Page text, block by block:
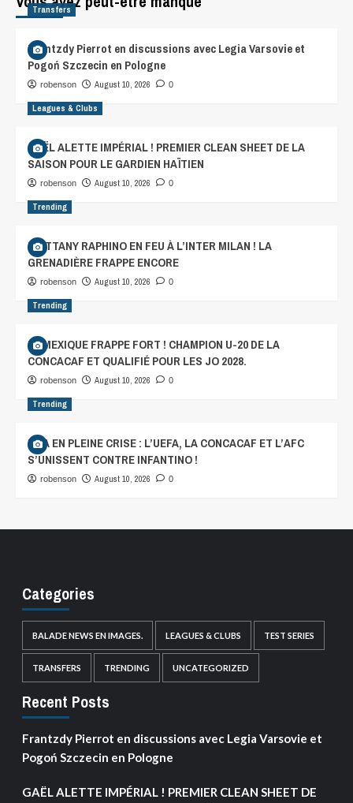
Transfers
Frantzdy Pierrot en discussions avec Legia Varsovie et
Pogoń Szczecin en Pologne
robenson August 10, 2026 0
Leagues & Clubs
GAËL ALETTE IMPÉRIAL ! PREMIER CLEAN SHEET DE LA
SAISON POUR LE GARDIEN HAÏTIEN
robenson August 10, 2026 0
Trending
BRITTANY RAPHINO EN FEU À L’INTER MILAN ! LA
GRENADIÈRE FRAPPE ENCORE
robenson August 10, 2026 0
Trending
LE MEXIQUE FRAPPE FORT ! CHAMPION U-20 DE LA
CONCACAF ET QUALIFIÉ POUR LES JO 2028.
robenson August 10, 2026 0
Trending
FIFA EN PLEINE CRISE : L’UEFA, LA CONCACAF ET L’AFC
S’UNISSENT CONTRE INFANTINO !
robenson August 10, 2026 0
Categories
BALADE NEWS EN IMAGES. LEAGUES & CLUBS TEST SERIES
TRANSFERS TRENDING UNCATEGORIZED
Recent Posts
Frantzdy Pierrot en discussions avec Legia Varsovie et
Pogoń Szczecin en Pologne
GAËL ALETTE IMPÉRIAL ! PREMIER CLEAN SHEET DE